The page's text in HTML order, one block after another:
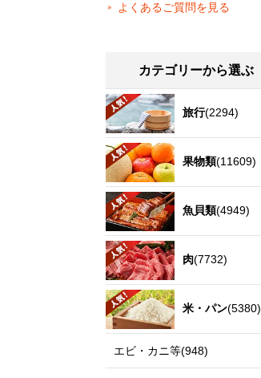
よくあるご質問を見る
カテゴリーから選ぶ
旅行(2294)
果物類(11609)
魚貝類(4949)
肉(7732)
米・パン(5380)
エビ・カニ等(948)